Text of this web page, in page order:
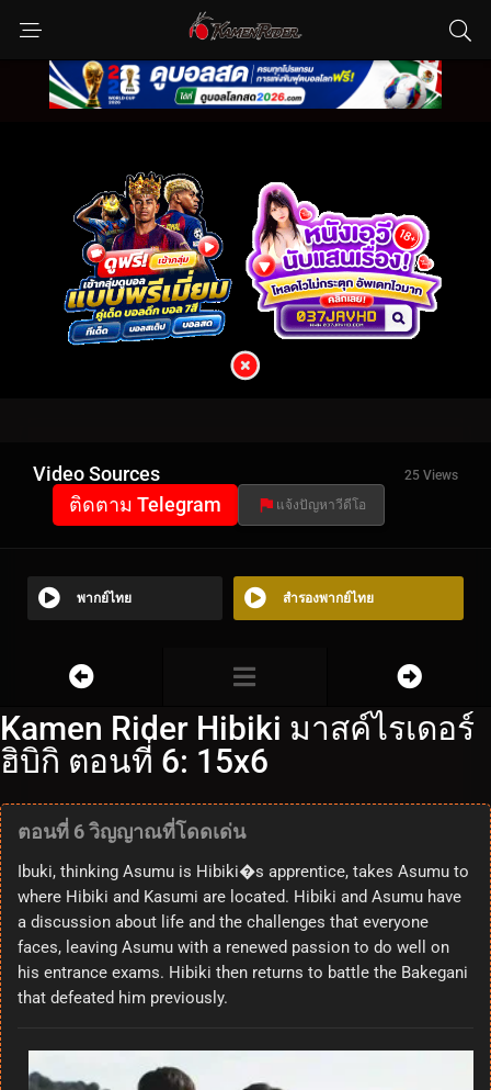
Video Sources 25 Views
ติดตาม Telegram แจ้งปัญหาวีดีโอ
พากย์ไทย สำรองพากย์ไทย
Kamen Rider Hibiki มาสค์ไรเดอร์
ฮิบิกิ ตอนที่ 6: 15x6
ตอนที่ 6 วิญญาณที่โดดเด่น
Ibuki, thinking Asumu is Hibiki�s apprentice, takes Asumu to
where Hibiki and Kasumi are located. Hibiki and Asumu have
a discussion about life and the challenges that everyone
faces, leaving Asumu with a renewed passion to do well on
his entrance exams. Hibiki then returns to battle the Bakegani
that defeated him previously.